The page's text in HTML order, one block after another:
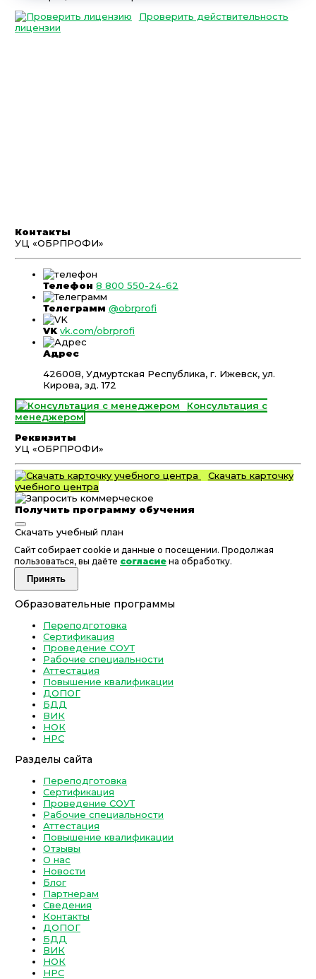
Проверить действительность
лицензии
Контакты
УЦ «ОБРПРОФИ»
Телефон 8 800 550-24-62
Телеграмм @obrprofi
VK vk.com/obrprofi
Адрес
426008, Удмуртская Республика, г. Ижевск, ул.
Кирова, зд. 172
Консультация с
менеджером
Реквизиты
УЦ «ОБРПРОФИ»
Скачать карточку
учебного центра
Получить программу обучения
Скачать учебный план
Сайт собирает cookie и данные о посещении. Продолжая
пользоваться, вы даёте согласие на обработку.
Принять
Образовательные программы
Переподготовка
Сертификация
Проведение СОУТ
Рабочие специальности
Аттестация
Повышение квалификации
ДОПОГ
БДД
ВИК
НОК
НРС
Разделы сайта
Переподготовка
Сертификация
Проведение СОУТ
Рабочие специальности
Аттестация
Повышение квалификации
Отзывы
О нас
Новости
Блог
Партнерам
Сведения
Контакты
ДОПОГ
БДД
ВИК
НОК
НРС